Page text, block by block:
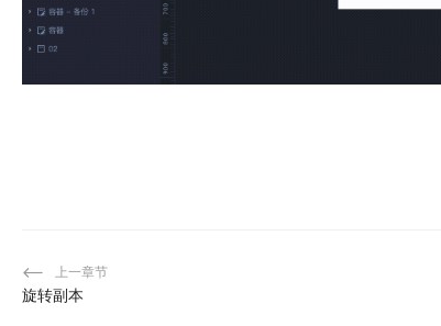
上一章节
旋转副本